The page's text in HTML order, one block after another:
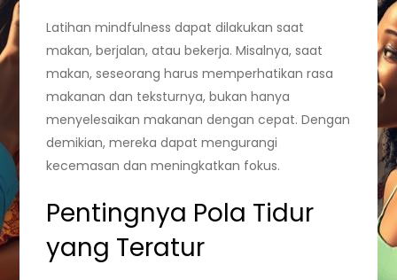
Latihan mindfulness dapat dilakukan saat
makan, berjalan, atau bekerja. Misalnya, saat
makan, seseorang harus memperhatikan rasa
makanan dan teksturnya, bukan hanya
menyelesaikan makanan dengan cepat. Dengan
demikian, mereka dapat mengurangi
kecemasan dan meningkatkan fokus.
Pentingnya Pola Tidur
yang Teratur